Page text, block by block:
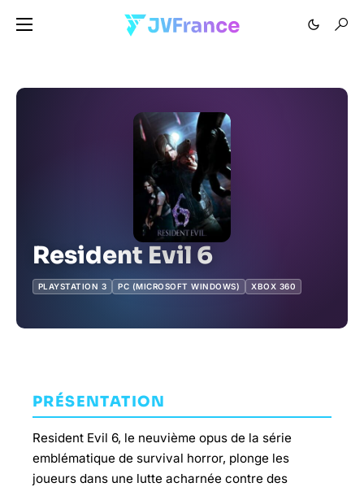
Resident Evil 6
PLAYSTATION 3 PC (MICROSOFT WINDOWS) XBOX 360
PRÉSENTATION
Resident Evil 6, le neuvième opus de la série
emblématique de survival horror, plonge les
joueurs dans une lutte acharnée contre des